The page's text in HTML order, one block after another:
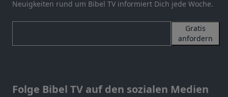
Neuigkeiten rund um Bibel TV informiert Dich jede Woche.
Gratis
anfordern
Folge Bibel TV auf den sozialen Medien